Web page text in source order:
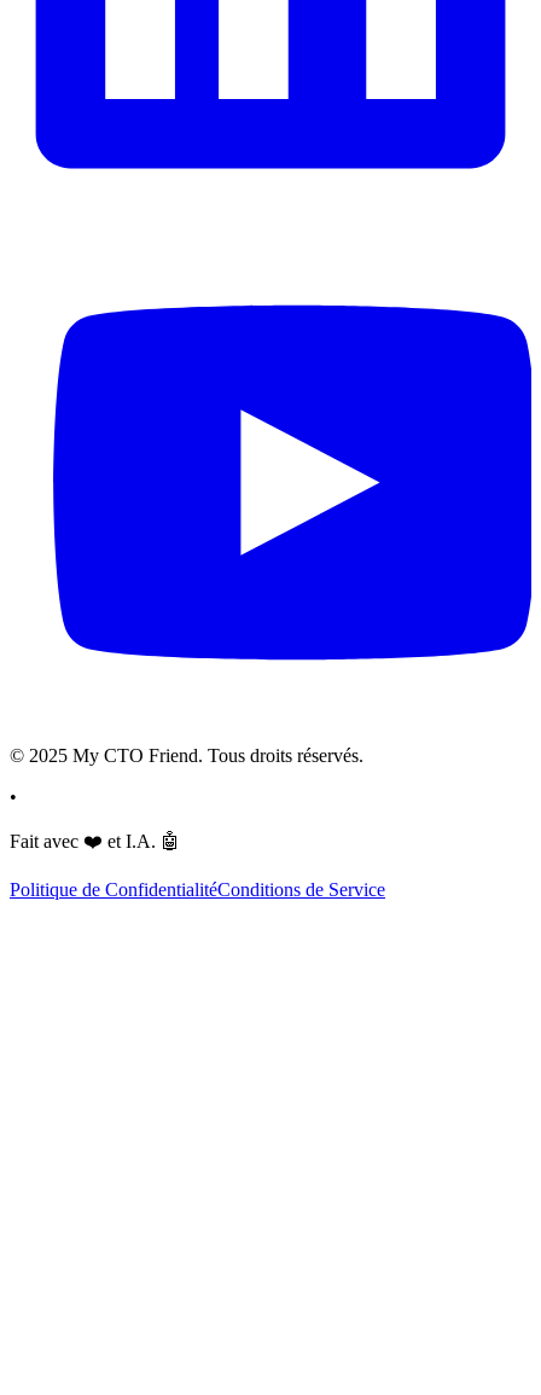
© 2025 My CTO Friend. Tous droits réservés.
•
Fait avec ❤️ et I.A. 🤖
Politique de ConfidentialitéConditions de Service